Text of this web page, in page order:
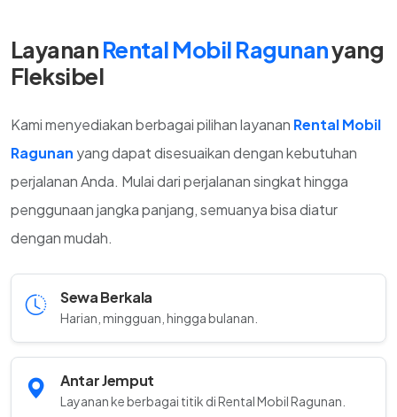
LayananRental Mobil Ragunanyang
Fleksibel
Kami menyediakan berbagai pilihan layanan Rental Mobil
Ragunan yang dapat disesuaikan dengan kebutuhan
perjalanan Anda. Mulai dari perjalanan singkat hingga
penggunaan jangka panjang, semuanya bisa diatur
dengan mudah.
Sewa Berkala
Harian, mingguan, hingga bulanan.
Antar Jemput
Layanan ke berbagai titik di Rental Mobil Ragunan.